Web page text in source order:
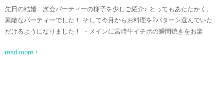
先日の結婚二次会パーティーの様子を少しご紹介♪ とってもあたたかく、
素敵なパーティーでした！ そして今月からお料理を2パターン選んでいた
だけるようになりました！ ・メインに宮崎牛イチボの瞬間焼きをお楽
read more